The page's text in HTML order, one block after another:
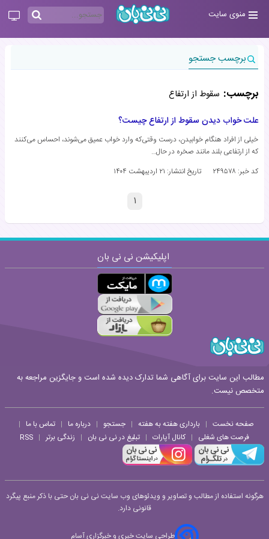
منوی سایت
برچسب جستجو
برچسب: سقوط از ارتفاع
علت خواب دیدن سقوط از ارتفاع چیست؟
خیلی از افراد هنگام خوابیدن، درست وقتی‌که وارد خواب عمیق می‌شوند، احساس می‌کنند
که از ارتفاعی بلند مانند صخره در حال…
کد خبر: ۲۴۹۵۷۸
تاریخ انتشار: ۲۱ اردیبهشت ۱۴۰۴
۱
اپلیکیشن نی نی بان
مطالب این سایت برای آگاهی شما تدارک دیده شده است و جایگزین مراجعه به
متخصص نیست.
صفحه نخست | بارداری هفته به هفته | جستجو | درباره ما | تماس با ما |
فرصت های شغلی | کانال آپارات | تبلیغ در نی نی بان | زندگی برتر |
RSS
هرگونه استفاده از مطالب و تصاویر و ویدئوهای وب سایت نی نی بان حتی با ذکر منبع پیگرد
قانونی دارد.
طراحی سایت خبری و خبرگزاری آسام